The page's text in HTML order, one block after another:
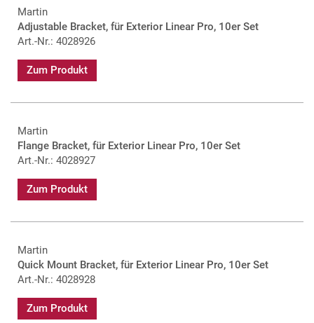
Martin
Adjustable Bracket, für Exterior Linear Pro, 10er Set
Art.-Nr.: 4028926
Zum Produkt
Martin
Flange Bracket, für Exterior Linear Pro, 10er Set
Art.-Nr.: 4028927
Zum Produkt
Martin
Quick Mount Bracket, für Exterior Linear Pro, 10er Set
Art.-Nr.: 4028928
Zum Produkt